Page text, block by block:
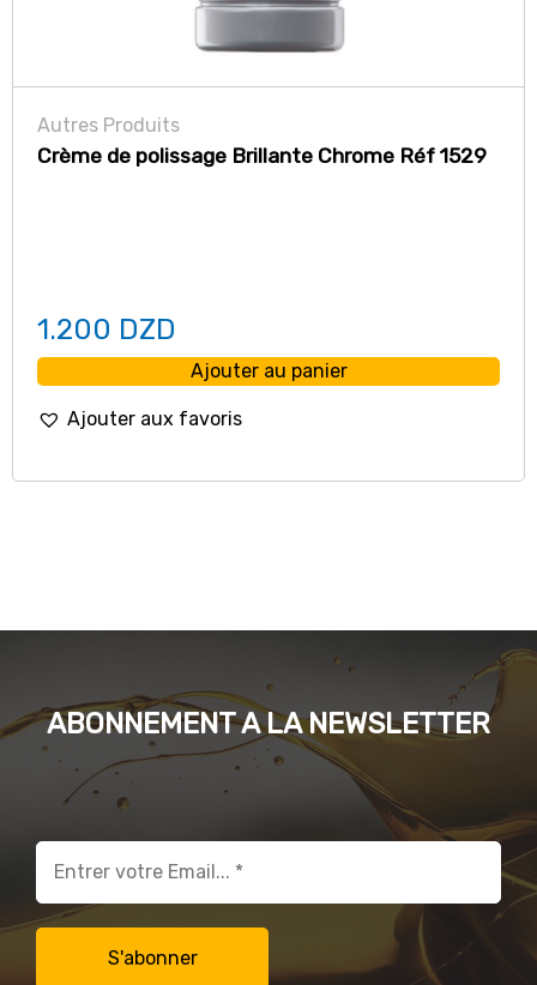
Autres Produits
Crème de polissage Brillante Chrome Réf 1529
1.200 DZD
Ajouter au panier
Ajouter aux favoris
ABONNEMENT A LA NEWSLETTER